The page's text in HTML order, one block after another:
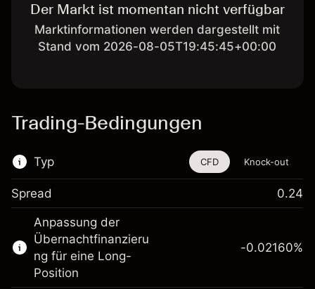
Der Markt ist momentan nicht verfügbar
Marktinformationen werden dargestellt mit
Stand vom 2026-08-05T19:45:45+00:00
Trading-Bedingungen
Typ
Dieses Finanzinstrument steht für das Traden
über CFDs und Knock-outs zur Verfügung.
Erfahren Sie mehr über:
CFDs
CFD Knock-out
Spread 0.24
Anpassung der
Übernachtfinanzieru
ng für eine Long-
Position
-0.02160%